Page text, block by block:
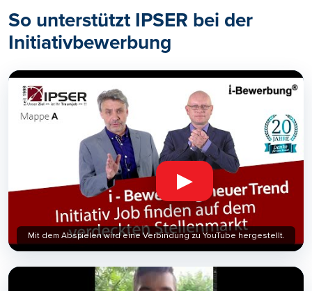
So unterstützt IPSER bei der
Initiativbewerbung
▶
Mit dem Abspielen wird eine Verbindung zu YouTube hergestellt.